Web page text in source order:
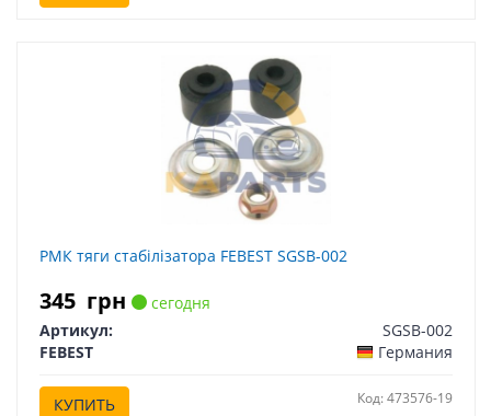
РМК тяги стабілізатора FEBEST SGSB-002
345 грн
сегодня
Артикул:
SGSB-002
FEBEST
Германия
КУПИТЬ Код: 473576-19